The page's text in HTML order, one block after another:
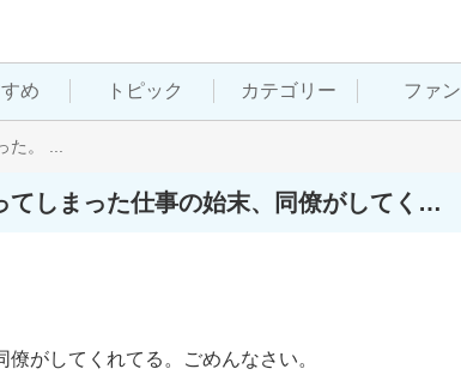
め トピック カテゴリー ファン
た。 ...
てしまった仕事の始末、同僚がしてく…
がしてくれてる。ごめんなさい。